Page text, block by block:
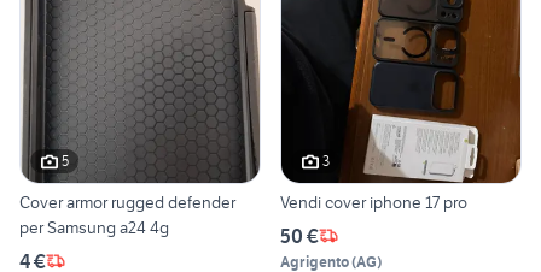
5
Cover armor rugged defender
per Samsung a24 4g
4 €
3
Vendi cover iphone 17 pro
50 €
Agrigento(AG)